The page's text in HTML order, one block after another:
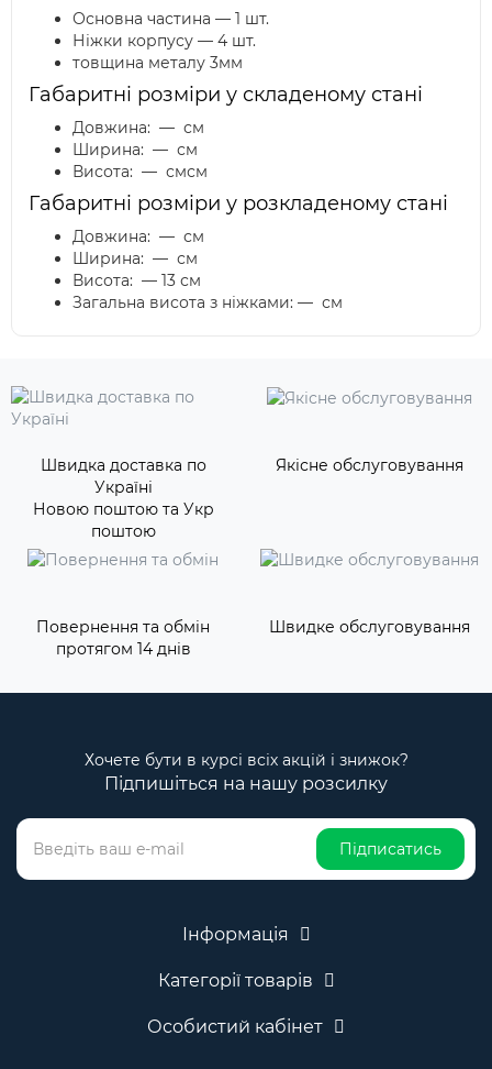
Основна частина — 1 шт.
Ніжки корпусу — 4 шт.
товщина металу 3мм
Габаритні розміри у складеному стані
Довжина: — см
Ширина: — см
Висота: — смсм
Габаритні розміри у розкладеному стані
Довжина: — см
Ширина: — см
Висота: — 13 см
Загальна висота з ніжками: — см
Швидка доставка по
Україні
Новою поштою та Укр
поштою
Якісне обслуговування
Повернення та обмін
протягом 14 днів
Швидке обслуговування
Хочете бути в курсі всіх акцій і знижок?
Підпишіться на нашу розсилку
Підписатись
Інформація
Категорії товарів
Особистий кабінет